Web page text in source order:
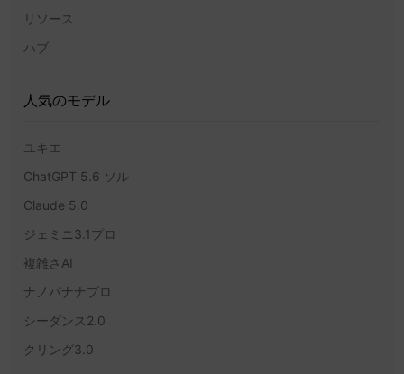
リソース
ハブ
人気のモデル
ユキエ
ChatGPT 5.6 ソル
Claude 5.0
ジェミニ3.1プロ
複雑さAI
ナノバナナプロ
シーダンス2.0
クリング3.0